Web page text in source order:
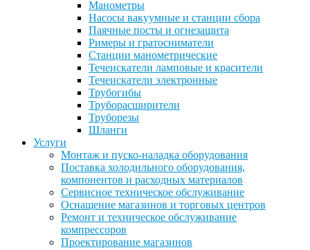
Манометры
Насосы вакуумные и станции сбора
Паячные посты и огнезащита
Римеры и гратосниматели
Станции манометрические
Течеискатели ламповые и красители
Течеискатели электронные
Трубогибы
Труборасширители
Труборезы
Шланги
Услуги
Монтаж и пуско-наладка оборудования
Поставка холодильного оборудования,
компонентов и расходных материалов
Сервисное техническое обслуживание
Оснащение магазинов и торговых центров
Ремонт и техническое обслуживание
компрессоров
Проектирование магазинов